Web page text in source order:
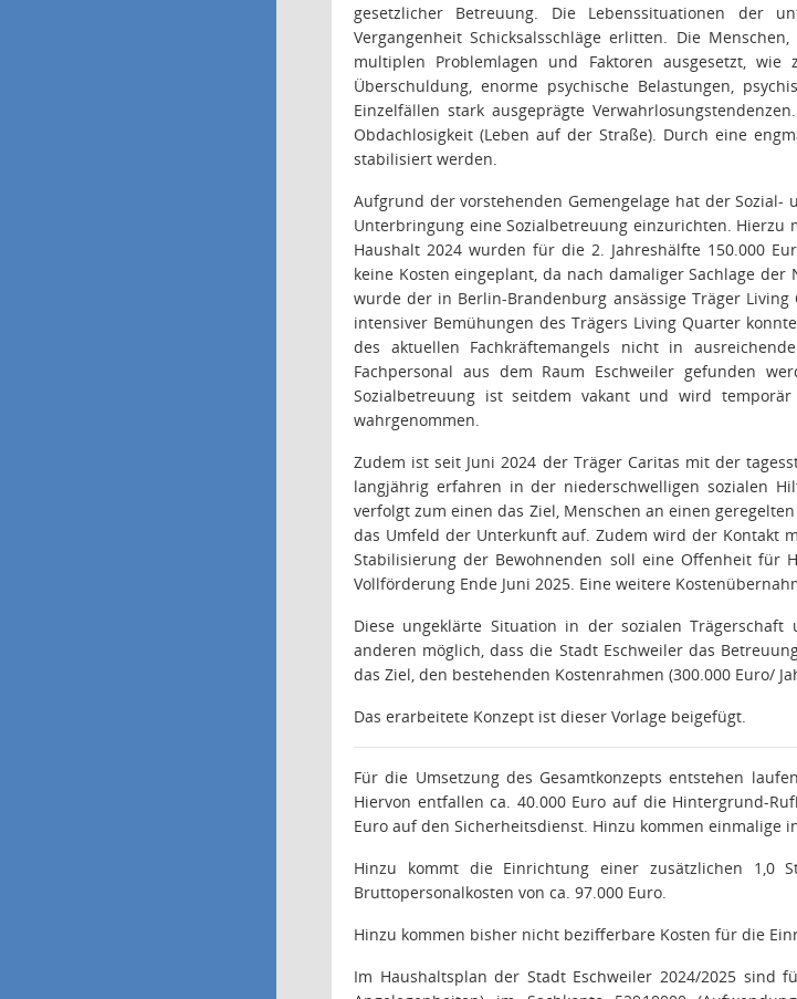
gesetzlicher Betreuung. Die Lebenssituationen der
Vergangenheit Schicksalsschläge erlitten. Die
multiplen Problemlagen und Faktoren ausgesetzt, wie
Überschuldung, enorme psychische Belastungen,
Einzelfällen stark ausgeprägte
Obdachlosigkeit (Leben auf der Straße). Durch eine
stabilisiert werden.
Aufgrund der vorstehenden Gemengelage hat der
Unterbringung eine Sozialbetreuung einzurichten.
Haushalt 2024 wurden für die 2. Jahreshälfte 150.000
keine Kosten eingeplant, da nach damaliger Sachlage
wurde der in Berlin-Brandenburg ansässige Träger
intensiver Bemühungen des Trägers Living Quarter
des aktuellen Fachkräftemangels nicht in
Fachpersonal aus dem Raum Eschweiler gefunden
Sozialbetreuung ist seitdem vakant und wird
wahrgenommen.
Zudem ist seit Juni 2024 der Träger Caritas mit der
langjährig erfahren in der niederschwelligen sozialen
verfolgt zum einen das Ziel, Menschen an einen
das Umfeld der Unterkunft auf. Zudem wird der Kontakt
Stabilisierung der Bewohnenden soll eine Offenheit für
Vollförderung Ende Juni 2025. Eine weitere
Diese ungeklärte Situation in der sozialen
anderen möglich, dass die Stadt Eschweiler das
das Ziel, den bestehenden Kostenrahmen (300.000 Euro/
Das erarbeitete Konzept ist dieser Vorlage beigefügt.
Für die Umsetzung des Gesamtkonzepts entstehen
Hiervon entfallen ca. 40.000 Euro auf die Hintergrund-
Euro auf den Sicherheitsdienst. Hinzu kommen
Hinzu kommt die Einrichtung einer zusätzlichen 1,0
Bruttopersonalkosten von ca. 97.000 Euro.
Hinzu kommen bisher nicht bezifferbare Kosten für die
Im Haushaltsplan der Stadt Eschweiler 2024/2025 sind